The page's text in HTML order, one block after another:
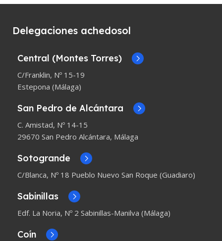
Delegaciones achedosol
Central (Montes Torres)
C/Franklin, Nº 15-19
Estepona (Málaga)
San Pedro de Alcántara
C. Amistad, Nº 14-15
29670 San Pedro Alcántara, Málaga
Sotogrande
C/Blanca, Nº 18 Pueblo Nuevo San Roque (Guadiaro)
Sabinillas
Edf. La Noria, Nº 2 Sabinillas-Manilva (Málaga)
Coín